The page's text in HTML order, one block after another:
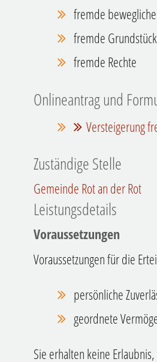
fremde
fremde
fremde Rechte
Onlineantrag und
Versteigerung
Zuständige Stelle
Gemeinde Rot an der Rot
Leistungsdetails
Voraussetzungen
Voraussetzungen für die
persönliche
geordnete
Sie erhalten keine